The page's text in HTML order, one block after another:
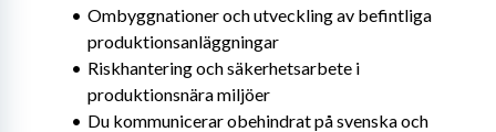
Ombyggnationer och utveckling av befintliga
produktionsanläggningar
Riskhantering och säkerhetsarbete i
produktionsnära miljöer
Du kommunicerar obehindrat på svenska och